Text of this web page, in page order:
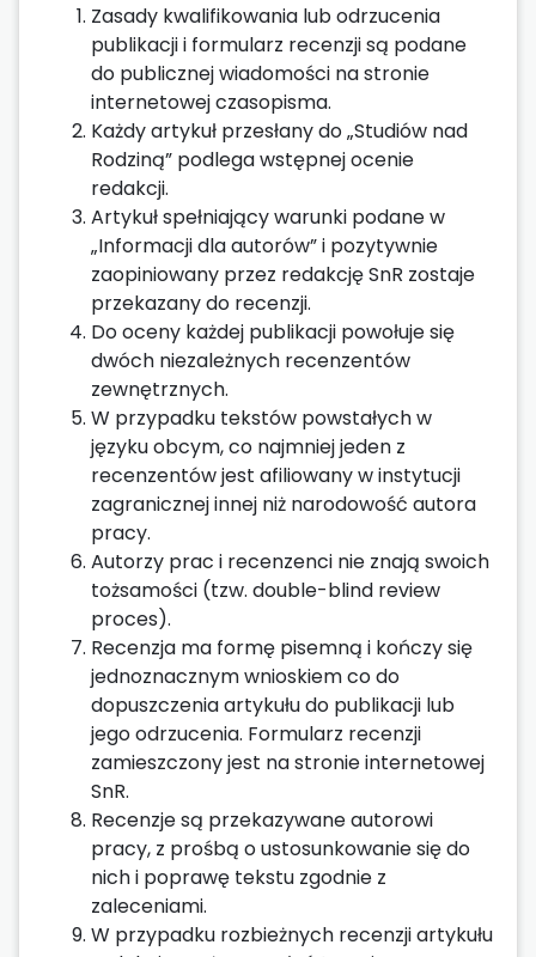
Zasady kwalifikowania lub odrzucenia
publikacji i formularz recenzji są podane
do publicznej wiadomości na stronie
internetowej czasopisma.
Każdy artykuł przesłany do „Studiów nad
Rodziną” podlega wstępnej ocenie
redakcji.
Artykuł spełniający warunki podane w
„Informacji dla autorów” i pozytywnie
zaopiniowany przez redakcję SnR zostaje
przekazany do recenzji.
Do oceny każdej publikacji powołuje się
dwóch niezależnych recenzentów
zewnętrznych.
W przypadku tekstów powstałych w
języku obcym, co najmniej jeden z
recenzentów jest afiliowany w instytucji
zagranicznej innej niż narodowość autora
pracy.
Autorzy prac i recenzenci nie znają swoich
tożsamości (tzw. double-blind review
proces).
Recenzja ma formę pisemną i kończy się
jednoznacznym wnioskiem co do
dopuszczenia artykułu do publikacji lub
jego odrzucenia. Formularz recenzji
zamieszczony jest na stronie internetowej
SnR.
Recenzje są przekazywane autorowi
pracy, z prośbą o ustosunkowanie się do
nich i poprawę tekstu zgodnie z
zaleceniami.
W przypadku rozbieżnych recenzji artykułu